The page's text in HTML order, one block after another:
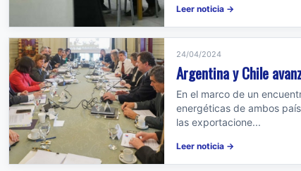
Leer noticia →
24/04/2024
Argentina y Chile
En el marco de un
energéticas de ambos
las exportacione...
Leer noticia →